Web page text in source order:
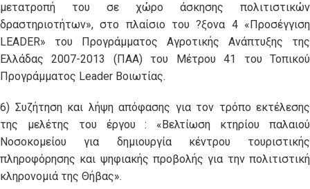
μετατροπή του σε χώρο άσκησης πολιτιστικών
δραστηριοτήτων», στο πλαίσιο του ?ξονα 4 «Προσέγγιση
LEADER» του Προγράμματος Αγροτικής Ανάπτυξης της
Ελλάδας 2007-2013 (ΠΑΑ) του Μέτρου 41 του Τοπικού
Προγράμματος Leader Βοιωτίας.
6) Συζήτηση και λήψη απόφασης για τον τρόπο εκτέλεσης
της μελέτης του έργου : «Βελτίωση κτηρίου παλαιού
Νοσοκομείου για δημιουργία κέντρου τουριστικής
πληροφόρησης και ψηφιακής προβολής για την πολιτιστική
κληρονομιά της Θήβας».